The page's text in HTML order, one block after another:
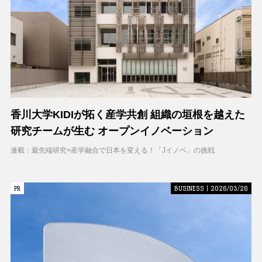
香川大学KIDIが拓く産学共創 組織の垣根を越えた
研究チームが生む オープンイノベーション
連載：最先端研究×産学融合で日本を変える！「Jイノベ」の挑戦
PR
PR BUSINESS | 2026/03/26